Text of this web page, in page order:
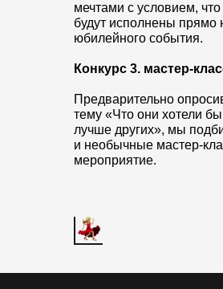
мечтами с условием,
будут исполнены прямо
юбилейного события.
Конкурс 3. мастер-
Предварительно
тему «Что они хотели
лучше других», мы
и необычные мастер-
мероприятие.